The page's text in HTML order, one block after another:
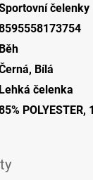
čelenky
Běh
, Bílá
Lehká čelenka
POLYESTER,